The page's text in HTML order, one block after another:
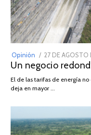
Opinión
POSTED
ON
27 DE AGOSTO
Un negocio
El de las tarifas de energía
deja en mayor …